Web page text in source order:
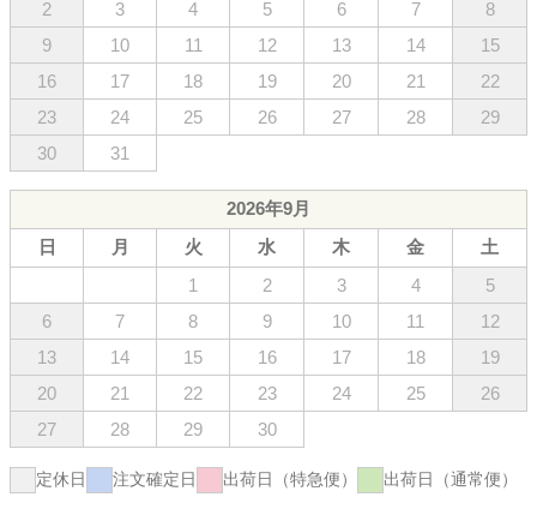
2
3 4 5 6 7
8
9
10 11 12 13 14
15
16
17 18 19 20 21
22
23
24 25 26 27 28
29
30
31
2026年9月
日
月 火 水 木 金
土
1
2 3 4
5
6
7 8 9 10 11
12
13
14 15 16 17 18
19
20
21 22 23 24 25
26
27
28 29 30
定休日 注文確定日 出荷日（特急便） 出荷日（通常便）